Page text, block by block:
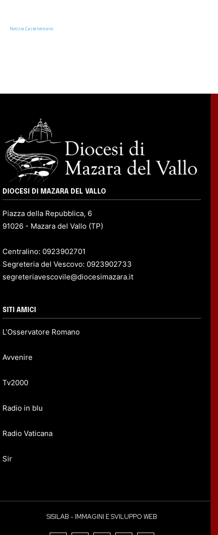
Notizie Castelvetrano
DIOCESI DI MAZARA DEL VALLO
Piazza della Repubblica, 6
91026 - Mazara del Vallo (TP)
Centralino: 0923902701
Segreteria del Vescovo: 0923902733
segreteriavescovile@diocesimazara.it
SITI AMICI
L’Osservatore Romano
Avvenire
Tv2000
Radio in blu
Radio Vaticana
Sir
SISILAB - IMMAGINI E SVILUPPO WEB